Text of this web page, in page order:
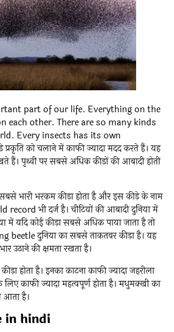
part of our life. Everything on the
each other. There are so many kinds
Every insects has its own
को चलाने में काफी ज्यादा मदद करते हैं। यह
हैं। पृथ्वी पर सबसे अधिक कीड़ों की आबादी होती
भारी भरकम कीड़ा होता है और इस कीड़े के नाम
भी दर्ज है। चीटियों की आबादी दुनिया में
में यदि कोई कीड़ा सबसे अधिक पाया जाता है तो
beetle दुनिया का सबसे ताकतवर कीड़ा है। यह
उठाने की क्षमता रखता है।
होता है। इनका काटना काफी ज्यादा जहरीला
लिए काफी ज्यादा महत्वपूर्ण होता है। मधुमक्खी का
आता है।
in hindi